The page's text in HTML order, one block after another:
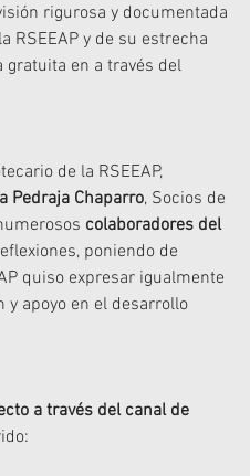
rigurosa y documentada
RSEEAP y de su estrecha
en a través del
de la RSEEAP,
Pedraja Chaparro, Socios de
colaboradores del
poniendo de
quiso expresar igualmente
y apoyo en el desarrollo
a través del canal de